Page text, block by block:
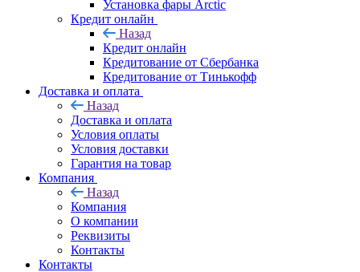
Установка фары Arctic
Кредит онлайн
Назад
Кредит онлайн
Кредитование от Сбербанка
Кредитование от Тинькофф
Доставка и оплата
Назад
Доставка и оплата
Условия оплаты
Условия доставки
Гарантия на товар
Компания
Назад
Компания
О компании
Реквизиты
Контакты
Контакты